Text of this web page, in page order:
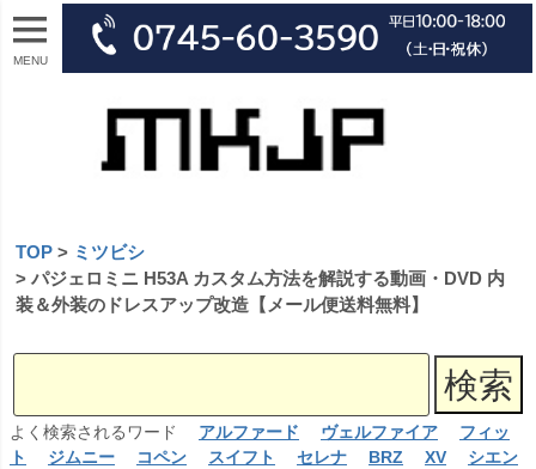
MENU
TOP
ミツビシ
パジェロミニ H53A カスタム方法を解説する動画・DVD 内
装＆外装のドレスアップ改造【メール便送料無料】
よく検索されるワード アルファード ヴェルファイア
フィッ
ト
ジムニー コペン スイフト セレナ BRZ XV
シエン